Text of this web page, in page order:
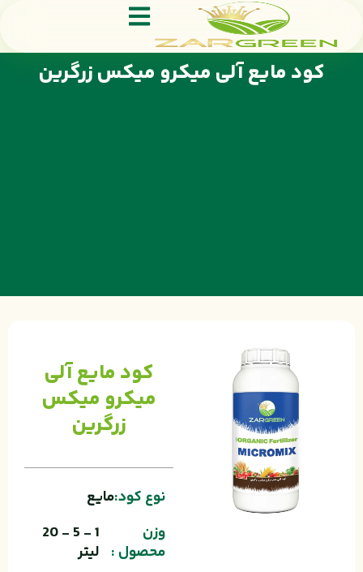
کود مایع آلی میکرو میکس زرگرین
کود مایع آلی
میکرو میکس
زرگرین
نوع کود:مایع
وزن
محصول :
1 - 5 - 20
لیتر